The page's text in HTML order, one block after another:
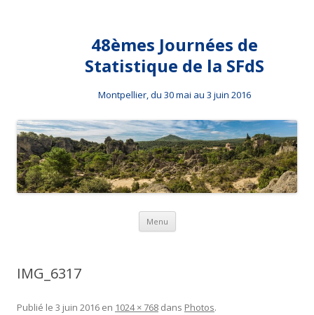
48èmes Journées de
Statistique de la SFdS
Montpellier, du 30 mai au 3 juin 2016
Menu Aller au contenu principal
IMG_6317
Publié le 3 juin 2016 en 1024 × 768 dans Photos.